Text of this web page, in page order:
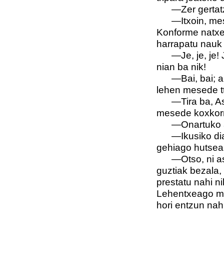
—Zer
—Itxoin,
Konforme
harrapatu
—Je, je, je!
nian ba nik!
—Bai, bai;
lehen mesede
—Tira ba,
mesede
—Onartuko
—Ikusiko
gehiago
—Otso, ni
guztiak
prestatu nahi
Lehentxeago
hori entzun